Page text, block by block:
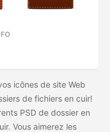
icônes de site Web
de fichiers en cuir!
PSD de dossier en
Vous aimerez les